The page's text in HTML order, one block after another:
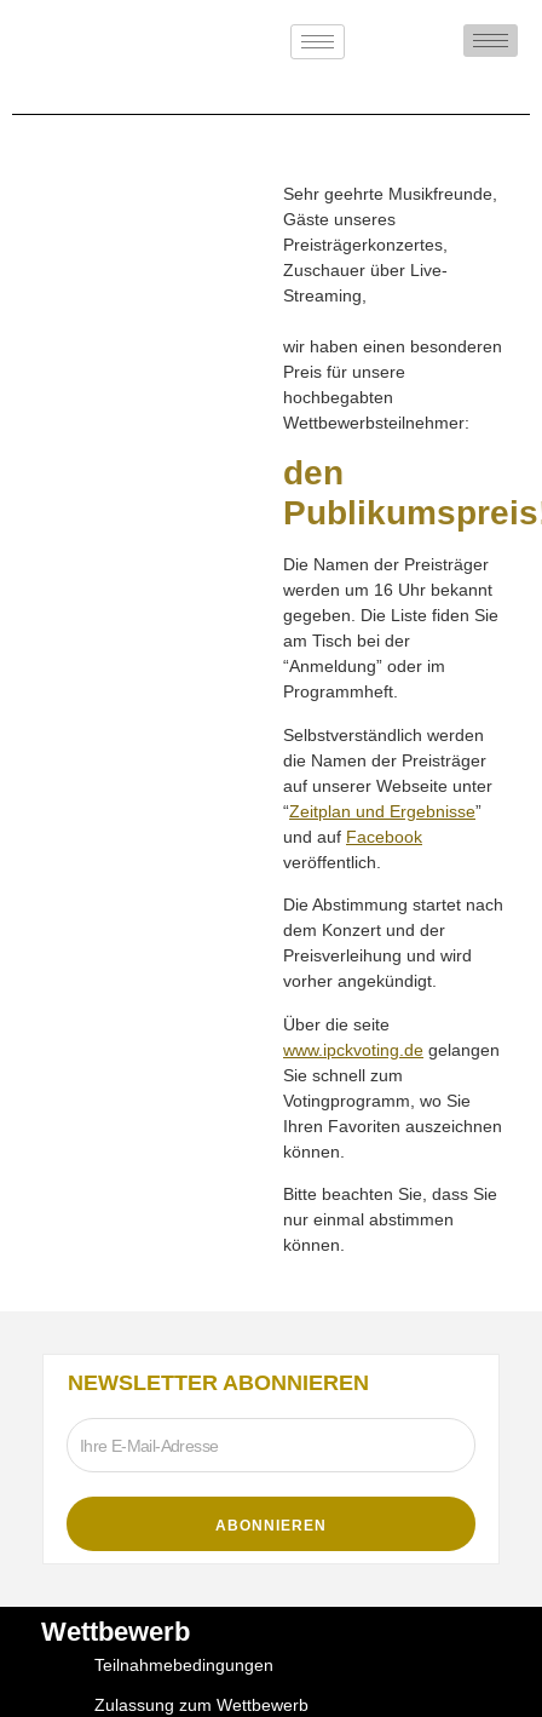
Sehr geehrte Musikfreunde,
Gäste unseres
Preisträgerkonzertes,
Zuschauer über Live-
Streaming,
wir haben einen besonderen
Preis für unsere
hochbegabten
Wettbewerbsteilnehmer:
den
Die Namen der Preisträger
werden um 16 Uhr bekannt
gegeben. Die Liste fiden Sie
am Tisch bei der
“Anmeldung” oder im
Programmheft.
Selbstverständlich werden
die Namen der Preisträger
auf unserer Webseite unter
“Zeitplan und Ergebnisse”
und auf Facebook
veröffentlich.
Die Abstimmung startet nach
dem Konzert und der
Preisverleihung und wird
vorher angekündigt.
Über die seite
www.ipckvoting.de gelangen
Sie schnell zum
Votingprogramm, wo Sie
Ihren Favoriten auszeichnen
können.
Bitte beachten Sie, dass Sie
nur einmal abstimmen
können.
NEWSLETTER ABONNIEREN
Wettbewerb
Teilnahmebedingungen
Zulassung zum Wettbewerb